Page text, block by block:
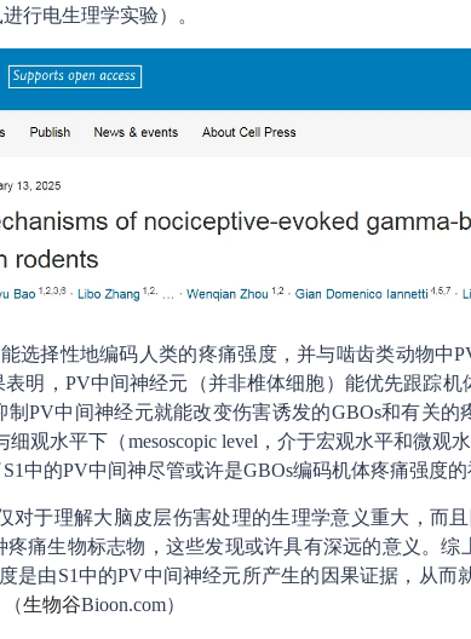
行电生理学实验）。
选择性地编码人类的疼痛强度，并与啮齿类动物中
明，PV中间神经元（并非椎体细胞）能优先跟踪机
PV中间神经元就能改变伤害诱发的GBOs和有关的
观水平下（mesoscopic level，介于宏观水平和微观
中的PV中间神尽管或许是GBOs编码机体疼痛强度的
对于理解大脑皮层伤害处理的生理学意义重大，而
痛生物标志物，这些发现或许具有深远的意义。综
是由S1中的PV中间神经元所产生的因果证据，从而
生物谷Bioon.com）